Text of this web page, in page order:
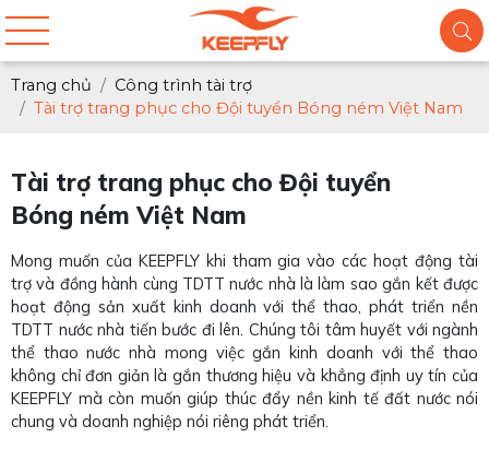
Trang chủ
Công trình tài trợ
Tài trợ trang phục cho Đội tuyển Bóng ném Việt Nam
Tài trợ trang phục cho Đội tuyển
Bóng ném Việt Nam
Mong muốn của KEEPFLY khi tham gia vào các hoạt động tài
trợ và đồng hành cùng TDTT nước nhà là làm sao gắn kết được
hoạt động sản xuất kinh doanh với thể thao, phát triển nền
TDTT nước nhà tiến bước đi lên. Chúng tôi tâm huyết với ngành
thể thao nước nhà mong việc gắn kinh doanh với thể thao
không chỉ đơn giản là gắn thương hiệu và khẳng định uy tín của
KEEPFLY mà còn muốn giúp thúc đẩy nền kinh tế đất nước nói
chung và doanh nghiệp nói riêng phát triển.